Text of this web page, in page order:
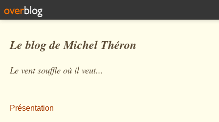
Le blog de Michel Théron
Le vent souffle où il veut...
Présentation